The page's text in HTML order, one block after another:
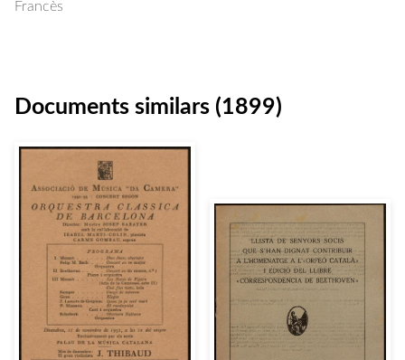
Francès
Documents similars (1899)